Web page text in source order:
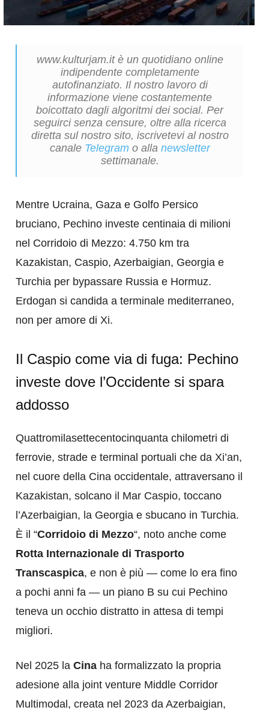
www.kulturjam.it è un quotidiano online
indipendente completamente
autofinanziato. Il nostro lavoro di
informazione viene costantemente
boicottato dagli algoritmi dei social. Per
seguirci senza censure, oltre alla ricerca
diretta sul nostro sito, iscrivetevi al nostro
canale Telegram o alla newsletter
settimanale.
Mentre Ucraina, Gaza e Golfo Persico
bruciano, Pechino investe centinaia di milioni
nel Corridoio di Mezzo: 4.750 km tra
Kazakistan, Caspio, Azerbaigian, Georgia e
Turchia per bypassare Russia e Hormuz.
Erdogan si candida a terminale mediterraneo,
non per amore di Xi.
Il Caspio come via di fuga: Pechino
investe dove l’Occidente si spara
addosso
Quattromilasettecentocinquanta chilometri di
ferrovie, strade e terminal portuali che da Xi’an,
nel cuore della Cina occidentale, attraversano il
Kazakistan, solcano il Mar Caspio, toccano
l’Azerbaigian, la Georgia e sbucano in Turchia.
È il “Corridoio di Mezzo“, noto anche come
Rotta Internazionale di Trasporto
Transcaspica, e non è più — come lo era fino
a pochi anni fa — un piano B su cui Pechino
teneva un occhio distratto in attesa di tempi
migliori.
Nel 2025 la Cina ha formalizzato la propria
adesione alla joint venture Middle Corridor
Multimodal, creata nel 2023 da Azerbaigian,